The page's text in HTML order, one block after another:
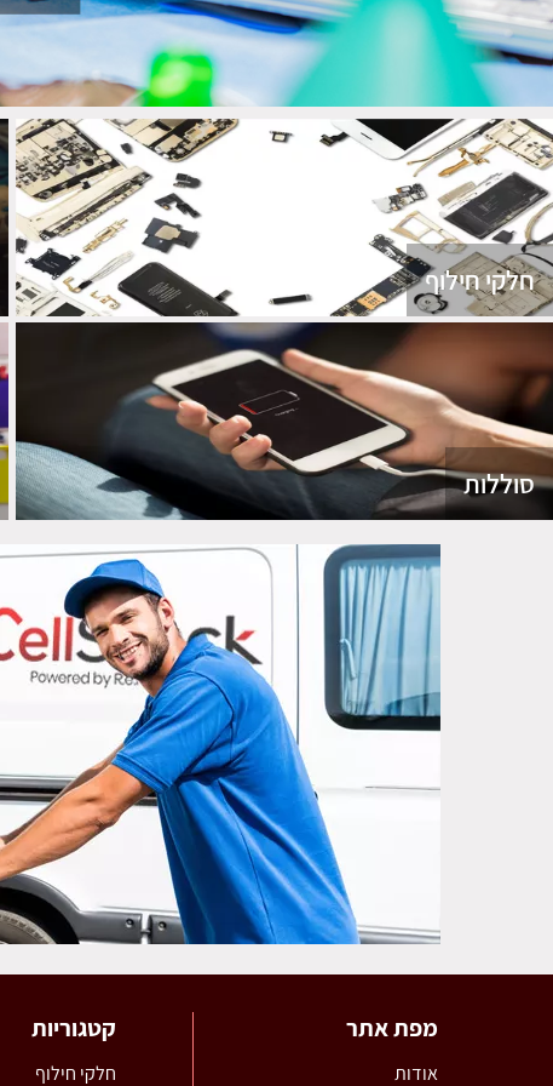
חלקי חילוף
סוללות
מפת אתר
אודות
קטגוריות
חלקי חילוף